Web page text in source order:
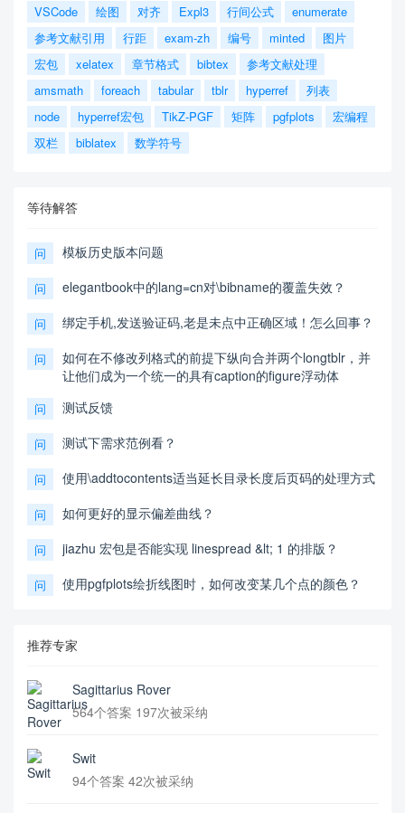
VSCode
绘图 对齐 Expl3 行间公式
enumerate
参考文献引用
行距 exam-zh 编号 minted
图片
宏包
xelatex 章节格式 bibtex
参考文献处理
amsmath
foreach tabular tblr hyperref
列表
node
hyperref宏包 TikZ-PGF 矩阵 pgfplots
宏编程
双栏
biblatex 数学符号
等待解答
问 模板历史版本问题
问 elegantbook中的lang=cn对\bibname的覆盖失效？
问 绑定手机,发送验证码,老是未点中正确区域！怎么回事？
问
如何在不修改列格式的前提下纵向合并两个longtblr，并
让他们成为一个统一的具有caption的figure浮动体
问 测试反馈
问 测试下需求范例看？
问 使用\addtocontents适当延长目录长度后页码的处理方式
问 如何更好的显示偏差曲线？
问 jiazhu 宏包是否能实现 linespread &lt; 1 的排版？
问 使用pgfplots绘折线图时，如何改变某几个点的颜色？
推荐专家
Sagittarius Rover
564个答案 197次被采纳
Swit
94个答案 42次被采纳